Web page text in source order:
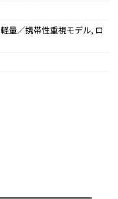
軽量／携帯性重視モデル, ロ